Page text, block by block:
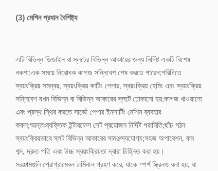
(3) মেশিন প্রধান বৈশিষ্ট্য
এটি বিভিন্ন ডিজাইন বা স্লটের বিভিন্ন আকারের জন্য নির্দিষ্ট একটি বিশেষ
নকশা;এক সময়ে নিরোধক কাগজ সন্নিবেশ শেষ করতে পারেন;পরিধিতে
স্বয়ংক্রিয় সমন্বয়, স্বয়ংক্রিয় কাটিং পেপার, স্বয়ংক্রিয় হেমিং এবং স্বয়ংক্রিয়
সন্নিবেশ যখন বিভিন্ন বা বিভিন্ন আকারের স্লটে ঢোকানো হয়;কাগজ খাওয়ানো
এবং প্রস্থ স্থির করতে সার্ভো পেপার ইনসার্টিং মেশিন ব্যবহার
করুন;আন্তঃব্যক্তিক ইন্টারফেস সেট প্রয়োজন নির্দিষ্ট পরামিতি;ছাঁচ গঠন
স্বয়ংক্রিয়ভাবে স্লট বিভিন্ন আকারের সামঞ্জস্যযোগ্য;সহজ অপারেশন, কম
শব্দ, দ্রুত গতি এবং উচ্চ স্বয়ংক্রিয়তা দ্বারা চিহ্নিত করা হয়।
সরঞ্জামগুলি প্রোগ্রামেবল টার্মিনাল গ্রহণ করে, যাকে স্পর্শ স্ক্রিনও বলা হয়, যা